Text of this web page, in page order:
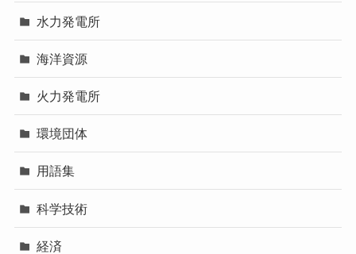
水力発電所
海洋資源
火力発電所
環境団体
用語集
科学技術
経済